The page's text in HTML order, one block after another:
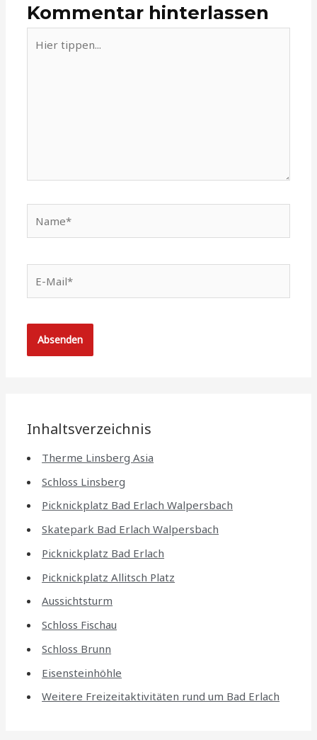
Kommentar hinterlassen
tippen...
Mail*
Inhaltsverzeichnis
Therme Linsberg Asia
Schloss Linsberg
Picknickplatz Bad Erlach Walpersbach
Skatepark Bad Erlach Walpersbach
Picknickplatz Bad Erlach
Picknickplatz Allitsch Platz
Aussichtsturm
Schloss Fischau
Schloss Brunn
Eisensteinhöhle
Weitere Freizeitaktivitäten rund um Bad Erlach